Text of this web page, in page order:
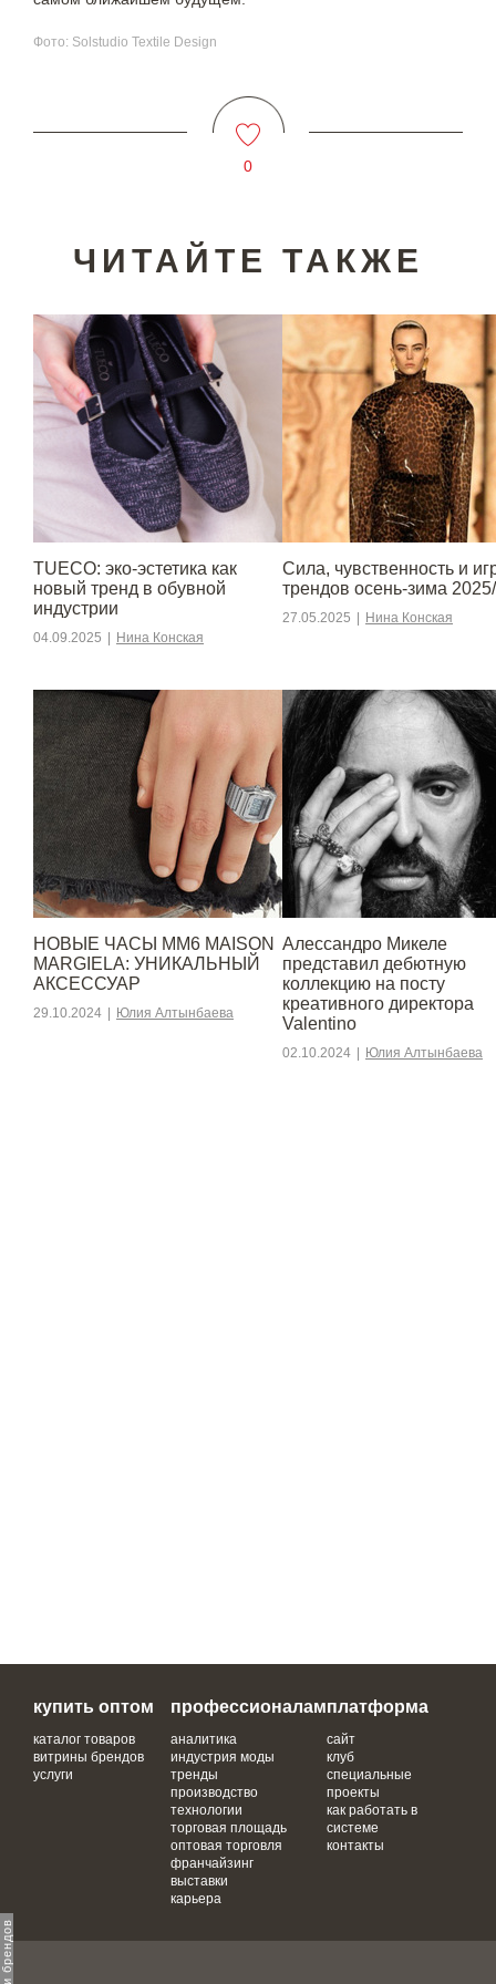
Фото: Solstudio Textile Design
0
ЧИТАЙТЕ ТАКЖЕ
TUECO: эко-эстетика как
новый тренд в обувной
индустрии
04.09.2025 | Нина Конская
Сила, чувственность и
трендов осень-зима
27.05.2025 | Нина Конская
НОВЫЕ ЧАСЫ MM6 MAISON
MARGIELA: УНИКАЛЬНЫЙ
АКСЕССУАР
29.10.2024 | Юлия Алтынбаева
Алессандро Микеле
представил дебютную
коллекцию на посту
креативного директора
Valentino
02.10.2024 | Юлия Алтынбаева
купить оптом
каталог товаров
витрины брендов
услуги
профессионалам
аналитика
индустрия моды
тренды
производство
технологии
торговая площадь
оптовая торговля
франчайзинг
выставки
карьера
платформа
сайт
клуб
специальные
проекты
как работать в
системе
контакты